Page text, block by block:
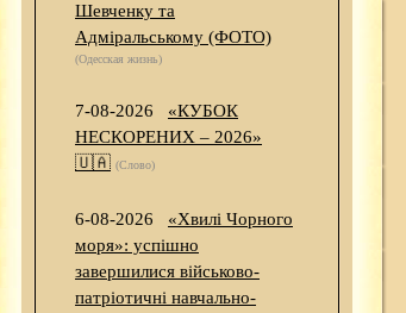
Шевченку та
Адміральському (ФОТО)
(Одесская жизнь)
7-08-2026
«КУБОК
НЕСКОРЕНИХ – 2026»
🇺🇦 (Слово)
6-08-2026
«Хвилі Чорного
моря»: успішно
завершилися військово-
патріотичні навчально-